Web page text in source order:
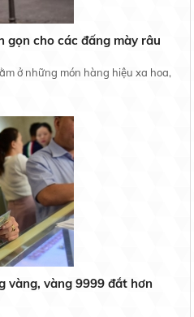
gọn cho các đấng mày râu
ở những món hàng hiệu xa hoa,
vàng, vàng 9999 đắt hơn